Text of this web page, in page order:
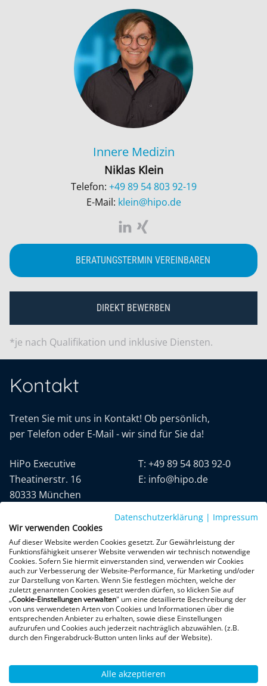
Innere Medizin
Niklas Klein
Telefon: +49 89 54 803 92-19
E-Mail: klein@hipo.de
BERATUNGSTERMIN VEREINBAREN
DIREKT BEWERBEN
*je nach Qualifikation und inklusive Diensten.
Kontakt
Treten Sie mit uns in Kontakt! Ob persönlich,
per Telefon oder E-Mail - wir sind für Sie da!
HiPo Executive
Theatinerstr. 16
80333 München
T: +49 89 54 803 92-0
E: info@hipo.de
Datenschutz AGB Impressum
+300 Google-Rezensionen
★★★★★
4,9 von 5 Sternen
Datenschutzerklärung | Impressum
Wir verwenden Cookies
Auf dieser Website werden Cookies gesetzt. Zur Gewährleistung der
Funktionsfähigkeit unserer Website verwenden wir technisch notwendige
Cookies. Sofern Sie hiermit einverstanden sind, verwenden wir Cookies
auch zur Verbesserung der Website-Performance, für Marketing und/oder
zur Darstellung von Karten. Wenn Sie festlegen möchten, welche der
zuletzt genannten Cookies gesetzt werden dürfen, so klicken Sie auf
„Cookie-Einstellungen verwalten" um eine detaillierte Beschreibung der
von uns verwendeten Arten von Cookies und Informationen über die
entsprechenden Anbieter zu erhalten, sowie diese Einstellungen
aufzurufen und Cookies auch jederzeit nachträglich abzuwählen. (z.B.
durch den Fingerabdruck-Button unten links auf der Website).
Alle akzeptieren